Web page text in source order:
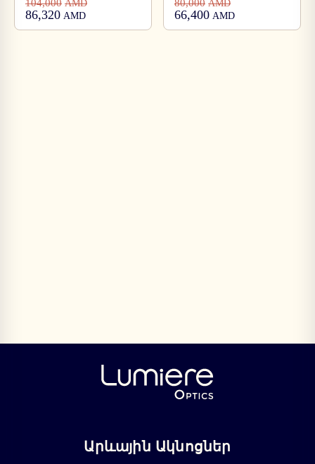
104,000 AMD
86,320 AMD
80,000 AMD
66,400 AMD
Արևային Ակնոցներ